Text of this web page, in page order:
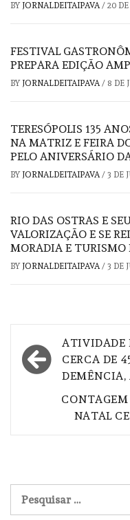
BY JORNALDEITAIPAVA/ 20
FESTIVAL
PREPARA EDIÇÃO
BY JORNALDEITAIPAVA/ 8 DE
TERESÓPOLIS 135
NA MATRIZ E FEIRA
PELO ANIVERSÁRIO
BY JORNALDEITAIPAVA/ 3 DE
RIO DAS OSTRAS E
VALORIZAÇÃO E SE
MORADIA E TURISMO
BY JORNALDEITAIPAVA/ 3 DE
Navegação
de
ATIVIDADE
CERCA DE
DEMÊNCIA,
CONTAGEM
NATAL